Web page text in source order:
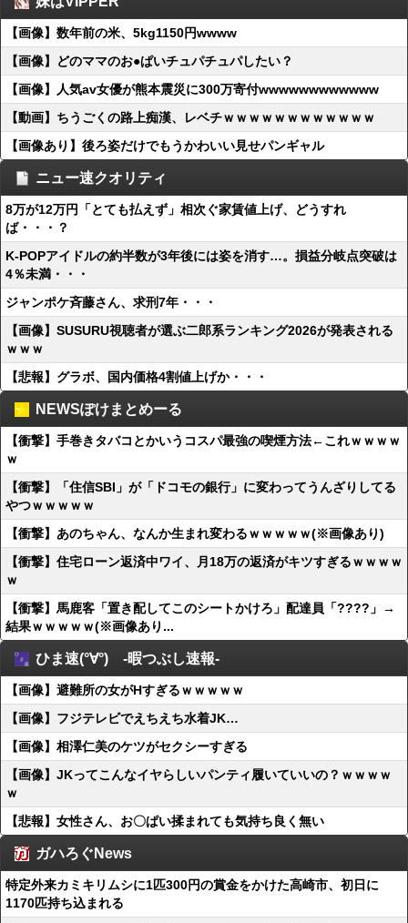
【画像】数年前の米、5kg1150円wwww
【画像】どのママのお●ぱいチュパチュパしたい？
【画像】人気av女優が熊本震災に300万寄付wwwwwwwwwwww
【動画】ちうごくの路上痴漢、レベチｗｗｗｗｗｗｗｗｗｗｗｗ
【画像あり】後ろ姿だけでもうかわいい見せパンギャル
ニュー速クオリティ
8万が12万円「とても払えず」相次ぐ家賃値上げ、どうすれ
ば・・・？
K-POPアイドルの約半数が3年後には姿を消す…。損益分岐点突破は
4％未満・・・
ジャンポケ斉藤さん、求刑7年・・・
【画像】SUSURU視聴者が選ぶ二郎系ランキング2026が発表される
ｗｗｗ
【悲報】グラボ、国内価格4割値上げか・・・
NEWSぽけまとめーる
【衝撃】手巻きタバコとかいうコスパ最強の喫煙方法←これｗｗｗｗ
ｗ
【衝撃】「住信SBI」が「ドコモの銀行」に変わってうんざりしてる
やつｗｗｗｗｗ
【衝撃】あのちゃん、なんか生まれ変わるｗｗｗｗｗ(※画像あり)
【衝撃】住宅ローン返済中ワイ、月18万の返済がキツすぎるｗｗｗｗ
ｗ
【衝撃】馬鹿客「置き配してこのシートかけろ」配達員「????」→
結果ｗｗｗｗｗ(※画像あり...
ひま速(°∀°) -暇つぶし速報-
【画像】避難所の女がHすぎるｗｗｗｗｗ
【画像】フジテレビでえちえち水着JK…
【画像】相澤仁美のケツがセクシーすぎる
【画像】JKってこんなイヤらしいパンティ履いていいの？ｗｗｗｗ
ｗ
【悲報】女性さん、お〇ぱい揉まれても気持ち良く無い
ガハろぐNews
特定外来カミキリムシに1匹300円の賞金をかけた高崎市、初日に
1170匹持ち込まれる